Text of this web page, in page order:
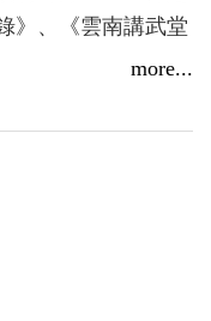
》、《雲南講武堂
七部著作，累計字
more...